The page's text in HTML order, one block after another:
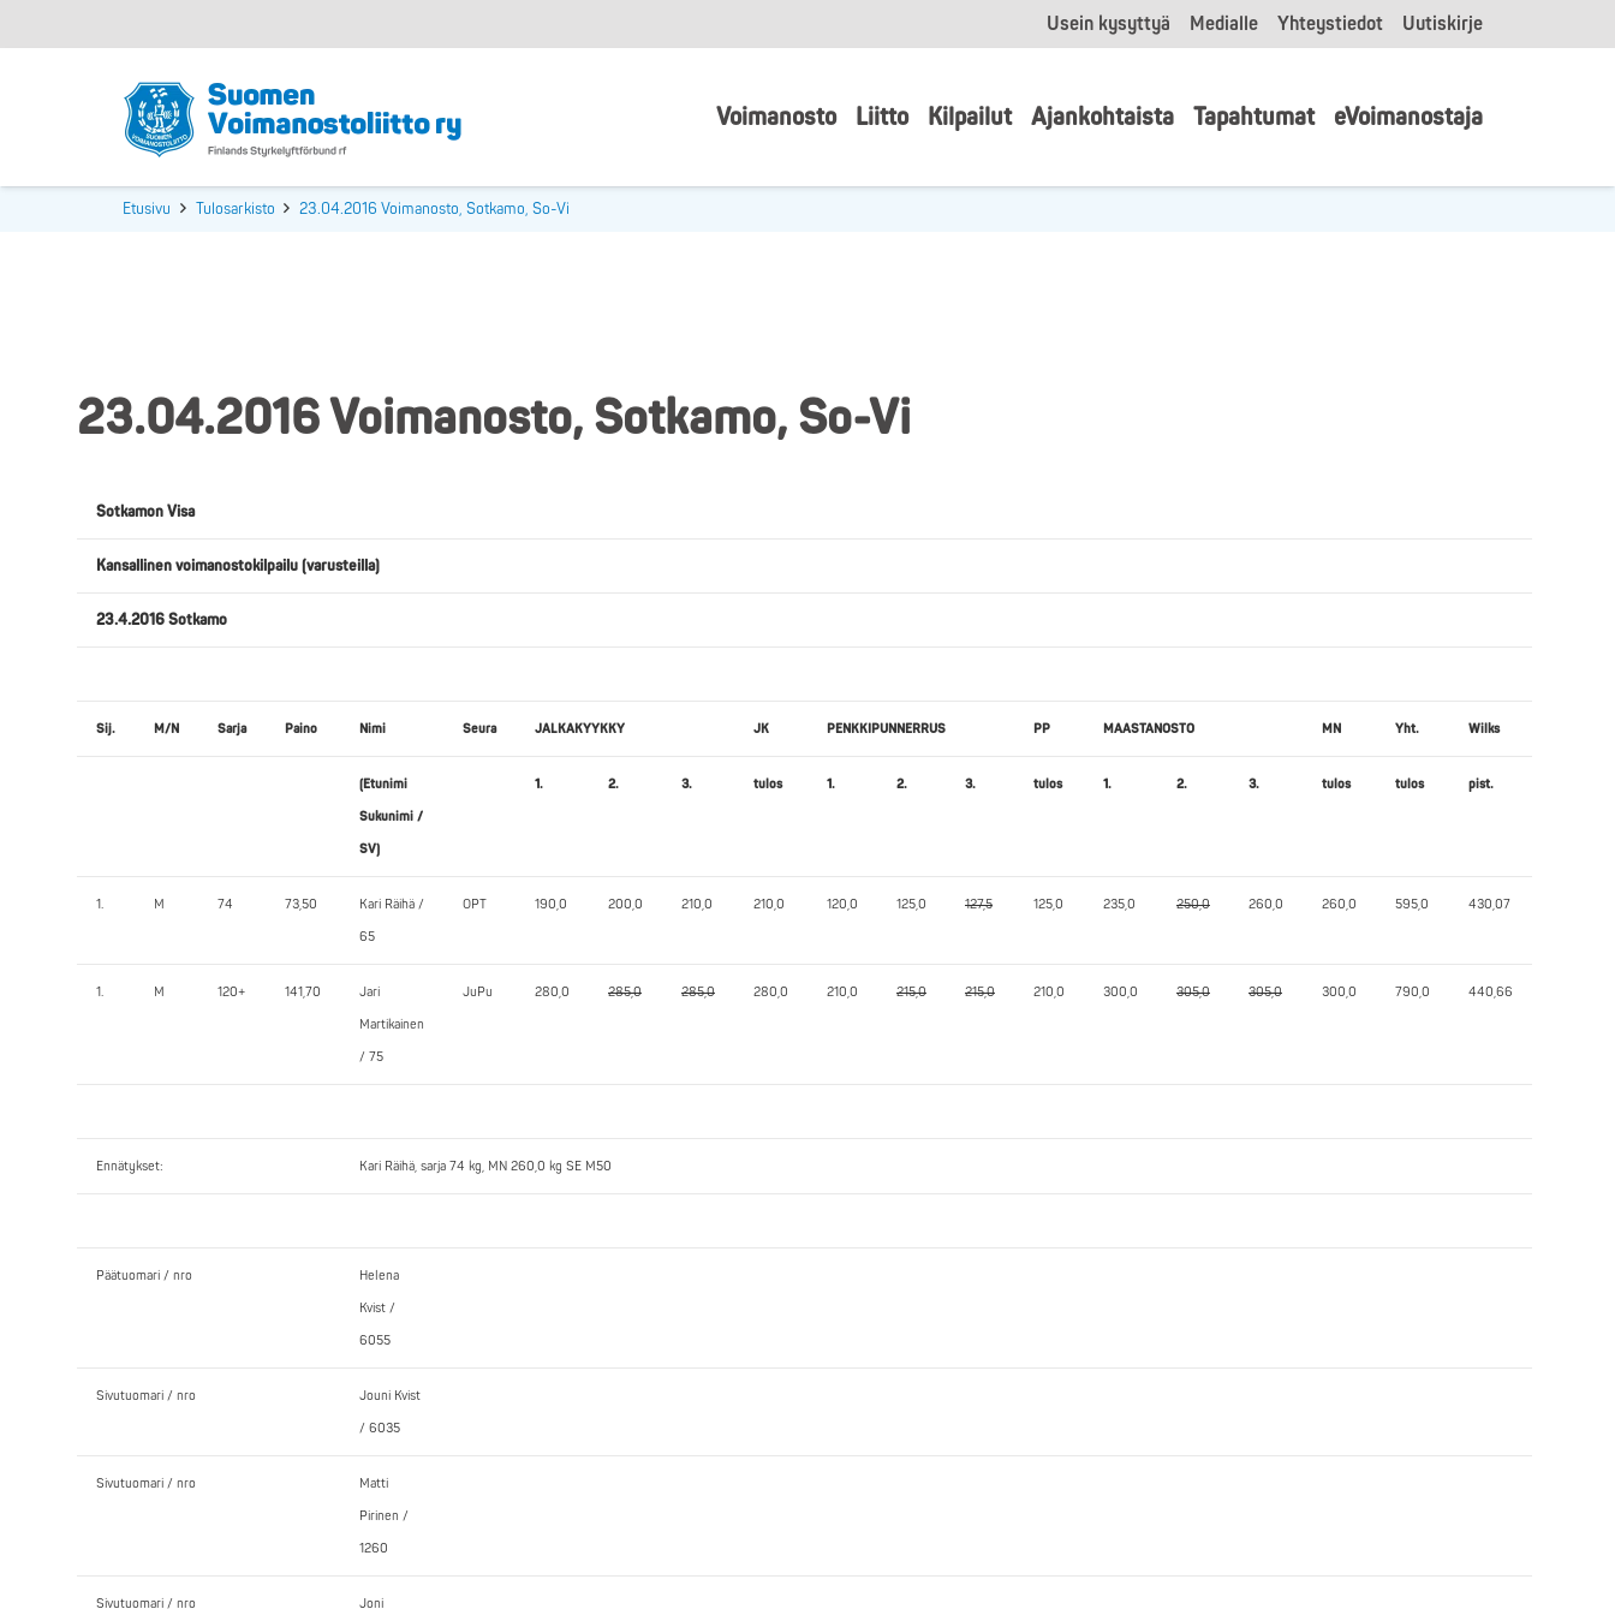
Usein kysyttyä Medialle Yhteystiedot Uutiskirje
Voimanosto Liitto Kilpailut Ajankohtaista Tapahtumat eVoimanostaja
Etusivu Tulosarkisto 23.04.2016 Voimanosto, Sotkamo, So-Vi
23.04.2016 Voimanosto, Sotkamo, So-Vi
Sotkamon Visa
Kansallinen voimanostokilpailu (varusteilla)
23.4.2016 Sotkamo
Sij. M/N Sarja Paino Nimi Seura JALKAKYYKKY JK PENKKIPUNNERRUS PP MAASTANOSTO MN Yht. Wilks
(Etunimi
Sukunimi /
SV)
1. 2. 3. tulos 1. 2. 3. tulos 1. 2. 3. tulos tulos pist.
1. M 74 73,50 Kari Räihä /
65
OPT 190,0 200,0 210,0 210,0 120,0 125,0 127,5 125,0 235,0 250,0 260,0 260,0 595,0 430,07
1. M 120+ 141,70 Jari
Martikainen
/ 75
JuPu 280,0 285,0 285,0 280,0 210,0 215,0 215,0 210,0 300,0 305,0 305,0 300,0 790,0 440,66
Ennätykset: Kari Räihä, sarja 74 kg, MN 260,0 kg SE M50
Päätuomari / nro Helena
Kvist /
6055
Sivutuomari / nro Jouni Kvist
/ 6035
Sivutuomari / nro Matti
Pirinen /
1260
Sivutuomari / nro Joni